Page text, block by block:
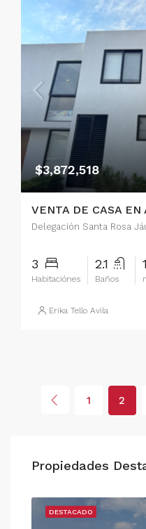
$3,872,518
3
Habitaciónes
2.1
Baños
Erika Tello Avila
1 2
Propiedades
DESTACADO